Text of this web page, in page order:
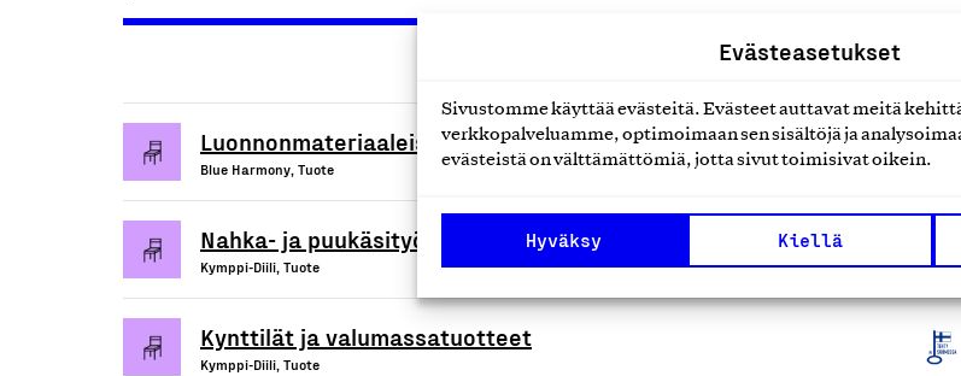
Evästeasetukset
Sivustomme käyttää evästeitä. Evästeet auttavat meitä
verkkopalveluamme, optimoimaan sen sisältöjä ja
evästeistä on välttämättömiä, jotta sivut toimisivat oikein.
Hyväksy Kiellä
Luonnonmateriaaleista valetut kynttilät
Blue Harmony, Tuote
Nahka- ja puukäsityöt, sisustusesineet ja korut
Kymppi-Diili, Tuote
Kynttilät ja valumassatuotteet
Kymppi-Diili, Tuote